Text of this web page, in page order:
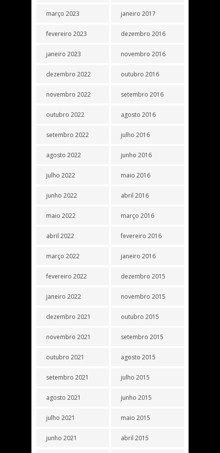
março 2023
fevereiro 2023
janeiro 2023
dezembro 2022
novembro 2022
outubro 2022
setembro 2022
agosto 2022
julho 2022
junho 2022
maio 2022
abril 2022
março 2022
fevereiro 2022
janeiro 2022
dezembro 2021
novembro 2021
outubro 2021
setembro 2021
agosto 2021
julho 2021
junho 2021
janeiro 2017
dezembro 2016
novembro 2016
outubro 2016
setembro 2016
agosto 2016
julho 2016
junho 2016
maio 2016
abril 2016
março 2016
fevereiro 2016
janeiro 2016
dezembro 2015
novembro 2015
outubro 2015
setembro 2015
agosto 2015
julho 2015
junho 2015
maio 2015
abril 2015